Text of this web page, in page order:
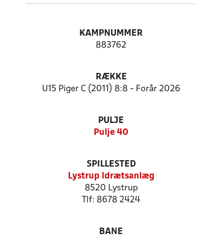
KAMPNUMMER
883762
RÆKKE
U15 Piger C (2011) 8:8 - Forår 2026
PULJE
Pulje 40
SPILLESTED
Lystrup Idrætsanlæg
8520 Lystrup
Tlf: 8678 2424
BANE